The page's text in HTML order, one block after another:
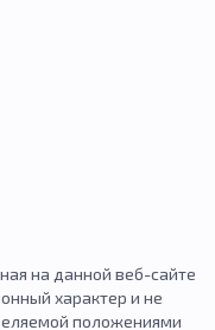
на данной веб-сайте
характер и не
положениями